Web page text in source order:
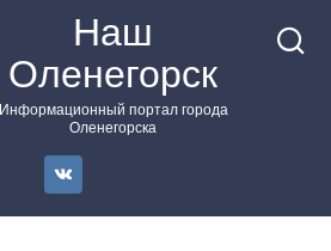
Наш
Оленегорск
Информационный портал города
Оленегорска